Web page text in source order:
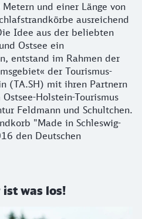
und einer Länge von
ausreichend
Idee aus der beliebten
Ostsee ein
entstand im Rahmen der
der Tourismus-
(TA.SH) mit ihren Partnern
Holstein-Tourismus
Feldmann und Schultchen.
"Made in Schleswig-
den Deutschen
was los!